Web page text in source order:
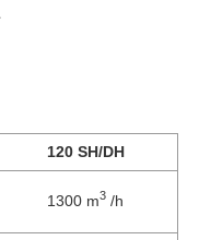
120 SH/DH
1300 m3 /h